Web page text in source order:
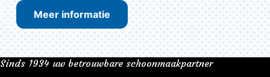
Meer informatie
Sinds 1934 uw betrouwbare schoonmaakpartner